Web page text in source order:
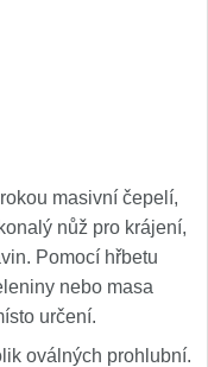
masivní čepelí,
nůž pro krájení,
Pomocí hřbetu
nebo masa
určení.
oválných prohlubní.